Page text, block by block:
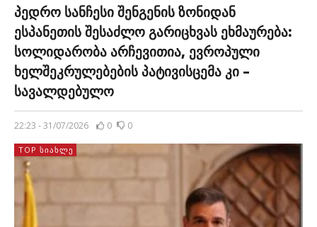
პედრო სანჩესი შენგენის ზონიდან
ესპანეთის შესაძლო გარიცხვას ეხმაურება:
სოლიდარობა არჩევითია, ევროპული
ხელშეკრულებების პატივისცემა კი –
სავალდებულო
22:23 - 31/07/2026 0 0
TOP ᲡᲘᲐᲮᲚᲔ